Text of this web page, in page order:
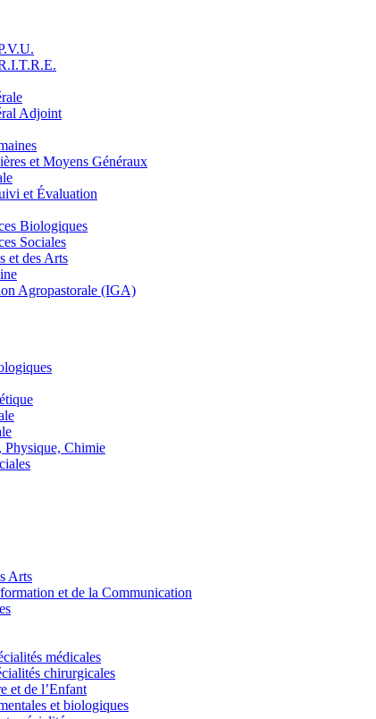
Adjoint
et Moyens Généraux
et Évaluation
Biologiques
Sociales
et des Arts
Agropastorale (IGA)
Physique, Chimie
Arts
et de la Communication
médicales
chirurgicales
et de l’Enfant
et biologiques